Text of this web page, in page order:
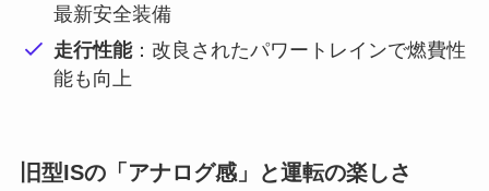
最新安全装備
走行性能：改良されたパワートレインで燃費性
能も向上
旧型ISの「アナログ感」と運転の楽しさ